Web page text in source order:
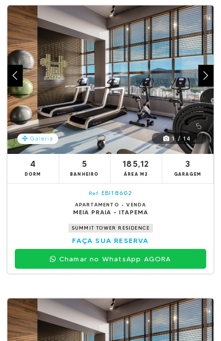
Galeria 1 / 14
4
DORM
5
BANHEIRO
185,12
ÁREA M2
3
GARAGEM
Ref. EBI18602
APARTAMENTO - VENDA
MEIA PRAIA - ITAPEMA
SUMMIT TOWER RESIDENCE
FAÇA SUA RESERVA
Chamar no WhatsApp AGORA